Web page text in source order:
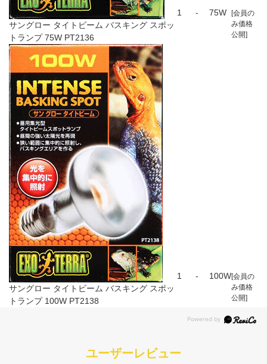
サングロー タイトビーム バスキング スポッ
トランプ 75W PT2136
1 - 75W
[会員の
み価格
公開]
サングロー タイトビーム バスキング スポッ
トランプ 100W PT2138
1 - 100W[会員の
み価格
公開]
ユーザーレビュー